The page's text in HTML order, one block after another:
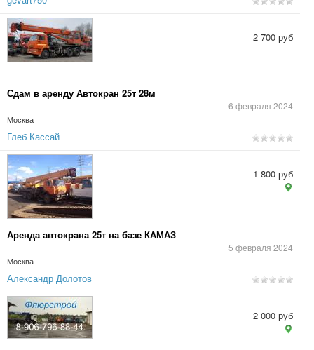
Сдам в аренду Автокран 25т 28м
6 февраля 2024
Москва
2 700 руб
Глеб Кассай
Аренда автокрана 25т на базе КАМАЗ
5 февраля 2024
Москва
1 800 руб
Александр Долотов
2 000 руб